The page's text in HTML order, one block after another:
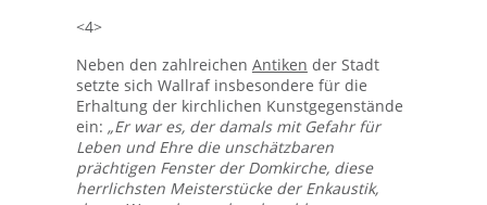
<4>
Neben den zahlreichen Antiken der Stadt
setzte sich Wallraf insbesondere für die
Erhaltung der kirchlichen Kunstgegenstände
ein: „Er war es, der damals mit Gefahr für
Leben und Ehre die unschätzbaren
prächtigen Fenster der Domkirche, diese
herrlichsten Meisterstücke der Enkaustik,